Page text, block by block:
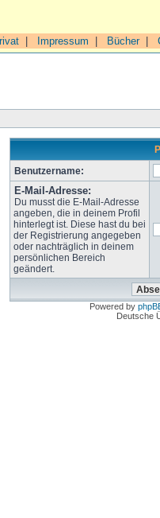
Impressum Bücher|
Benutzername:
E-Mail-Adresse:
Du musst die E-Mail-Adresse
angeben, die in deinem Profil
hinterlegt ist. Diese hast du bei
der Registrierung angegeben
oder nachträglich in deinem
persönlichen Bereich
geändert.
Powered by
Deutsche